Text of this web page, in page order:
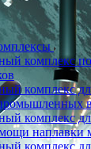
комплекс
комплекс
комплекс
наплавки
комплекс